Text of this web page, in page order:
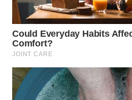
WN
SAMOSIR
WN
PADANG
LAWAS
WN